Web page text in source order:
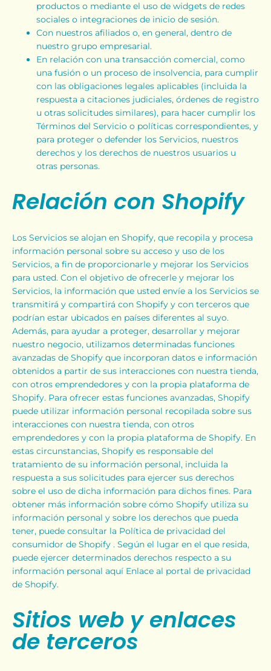
productos o mediante el uso de widgets de redes
sociales o integraciones de inicio de sesión.
Con nuestros afiliados o, en general, dentro de
nuestro grupo empresarial.
En relación con una transacción comercial, como
una fusión o un proceso de insolvencia, para cumplir
con las obligaciones legales aplicables (incluida la
respuesta a citaciones judiciales, órdenes de registro
u otras solicitudes similares), para hacer cumplir los
Términos del Servicio o políticas correspondientes, y
para proteger o defender los Servicios, nuestros
derechos y los derechos de nuestros usuarios u
otras personas.
Relación con Shopify
Los Servicios se alojan en Shopify, que recopila y procesa
información personal sobre su acceso y uso de los
Servicios, a fin de proporcionarle y mejorar los Servicios
para usted. Con el objetivo de ofrecerle y mejorar los
Servicios, la información que usted envíe a los Servicios se
transmitirá y compartirá con Shopify y con terceros que
podrían estar ubicados en países diferentes al suyo.
Además, para ayudar a proteger, desarrollar y mejorar
nuestro negocio, utilizamos determinadas funciones
avanzadas de Shopify que incorporan datos e información
obtenidos a partir de sus interacciones con nuestra tienda,
con otros emprendedores y con la propia plataforma de
Shopify. Para ofrecer estas funciones avanzadas, Shopify
puede utilizar información personal recopilada sobre sus
interacciones con nuestra tienda, con otros
emprendedores y con la propia plataforma de Shopify. En
estas circunstancias, Shopify es responsable del
tratamiento de su información personal, incluida la
respuesta a sus solicitudes para ejercer sus derechos
sobre el uso de dicha información para dichos fines. Para
obtener más información sobre cómo Shopify utiliza su
información personal y sobre los derechos que pueda
tener, puede consultar la Política de privacidad del
consumidor de Shopify . Según el lugar en el que resida,
puede ejercer determinados derechos respecto a su
información personal aquí Enlace al portal de privacidad
de Shopify.
Sitios web y enlaces
de terceros